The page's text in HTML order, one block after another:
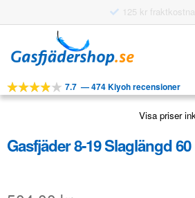
till
navigering
till
innehåll
VERKTYG
APPLIKATIONER
7.7 —474 Kiyoh recensioner
Visa priser
Gasfjäder 8-19 Slaglängd 60